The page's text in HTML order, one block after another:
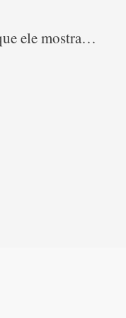
ele mostra…